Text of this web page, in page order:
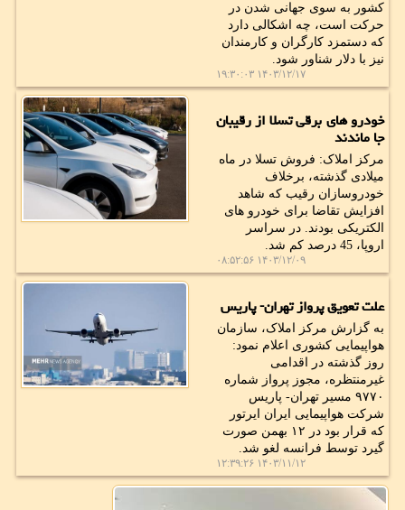
کشور به سوی جهانی شدن در
حرکت است، چه اشکالی دارد
که دستمزد کارگران و کارمندان
نیز با دلار شناور شود.
۱۴۰۳/۱۲/۱۷ ۱۹:۳۰:۰۳
خودرو های برقی تسلا از رقیبان
جا ماندند
مرکز املاک: فروش تسلا در ماه
میلادی گذشته، برخلاف
خودروسازان رقیب که شاهد
افزایش تقاضا برای خودرو های
الکتریکی بودند. در سراسر
اروپا، 45 درصد کم شد.
۱۴۰۳/۱۲/۰۹ ۰۸:۵۲:۵۶
علت تعویق پرواز تهران- پاریس
به گزارش مرکز املاک، سازمان
هواپیمایی کشوری اعلام نمود:
روز گذشته در اقدامی
غیرمنتظره، مجوز پرواز شماره
۹۷۷۰ مسیر تهران- پاریس
شرکت هواپیمایی ایران ایرتور
که قرار بود در ۱۲ بهمن صورت
گیرد توسط فرانسه لغو شد.
۱۴۰۳/۱۱/۱۲ ۱۲:۳۹:۲۶